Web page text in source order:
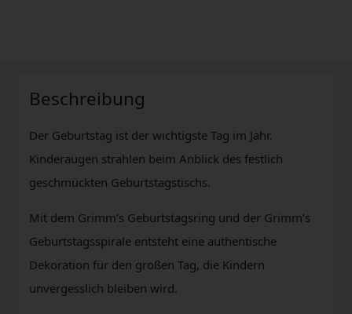
Beschreibung
Der Geburtstag ist der wichtigste Tag im Jahr.
Kinderaugen strahlen beim Anblick des festlich
geschmückten Geburtstagstischs.
Mit dem Grimm’s Geburtstagsring und der Grimm’s
Geburtstagsspirale entsteht eine authentische
Dekoration für den großen Tag, die Kindern
unvergesslich bleiben wird.